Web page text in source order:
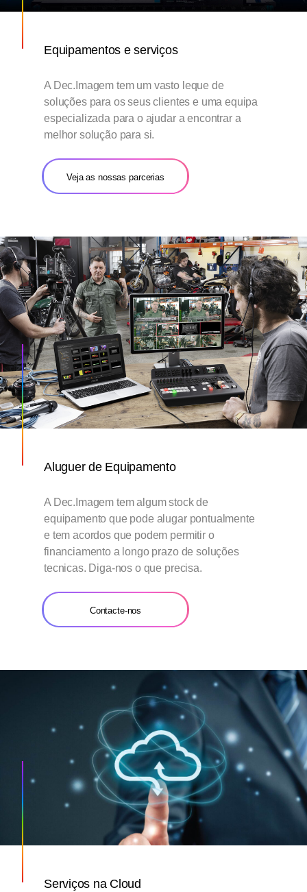
Equipamentos e serviços
A Dec.Imagem tem um vasto leque de
soluções para os seus clientes e uma equipa
especializada para o ajudar a encontrar a
melhor solução para si.
Veja as nossas parcerias
Aluguer de Equipamento
A Dec.Imagem tem algum stock de
equipamento que pode alugar pontualmente
e tem acordos que podem permitir o
financiamento a longo prazo de soluções
tecnicas. Diga-nos o que precisa.
Contacte-nos
Serviços na Cloud